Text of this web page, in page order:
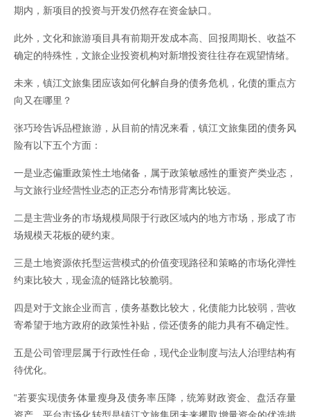
期内，新项目的投资与开发仍然存在资金缺口。
此外，文化和旅游项目具有前期开发成本高、回报周期长、收益不
确定的特殊性，文旅企业投资机构对新增投资往往存在观望情绪。
未来，镇江文旅集团应该如何化解自身的债务危机，化债的重点方
向又在哪里？
张巧玲告诉品橙旅游，从目前的情况来看，镇江文旅集团的债务风
险有以下五个方面：
一是业态偏重政策性土地储备，属于政策敏感性的重资产类业态，
与文旅行业经营性业态的正态分布情形背离比较远。
二是主营业务的市场规模局限于行政区域内的地方市场，形成了市
场规模天花板的硬约束。
三是土地资源依托型运营模式的价值变现路径和策略的市场化弹性
约束比较大，现金流的链路比较脆弱。
四是对于文旅企业而言，债务基数比较大，化债能力比较弱，营收
寄希望于地方政府的政策性补贴，偿还债务的能力具有不确定性。
五是公司管理层属于行政性任命，现代企业制度与法人治理结构有
待优化。
“若要实现债务体量瘦身及债务率压降，统筹财政资金、盘活存量